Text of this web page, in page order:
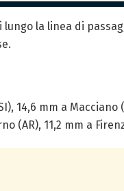
la linea di
14,6 mm a Macciano
(AR), 11,2 mm a